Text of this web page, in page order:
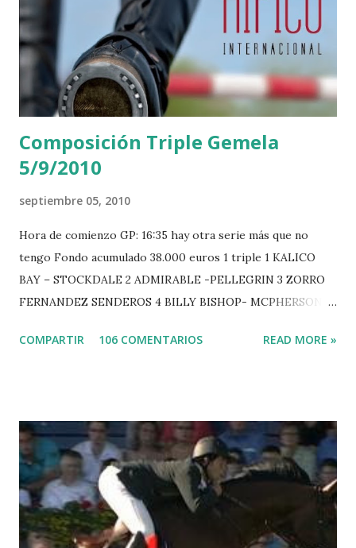
Composición Triple Gemela
5/9/2010
septiembre 05, 2010
Hora de comienzo GP: 16:35 hay otra serie más que no
tengo Fondo acumulado 38.000 euros 1 triple 1 KALICO
BAY – STOCKDALE 2 ADMIRABLE -PELLEGRIN 3 ZORRO
FERNANDEZ SENDEROS 4 BILLY BISHOP- MCPHERSON 5
-EPAILLARD 7 GIG AMAI M WHITAKER 8 SILVANA DU
POWER - MILLAR 5 ARMANIE -VOORN 6 QUERLYBET
HERO -LEJAUNE 7 MO CHROI - O’BRIEN 8 CARMENA Z -
BREEN 9 JALLA DE GAVIERE -RAMZY AL DUHAMI 10
NOVEL -PHILIPPAERTS 3 triple 1 LATE NIGHT -LEVY 2 K
CLUB LADY -O’CONNOR 3 QUICK STUDY - HOUGH 4
COMPARTIR 106 COMENTARIOS READ MORE »